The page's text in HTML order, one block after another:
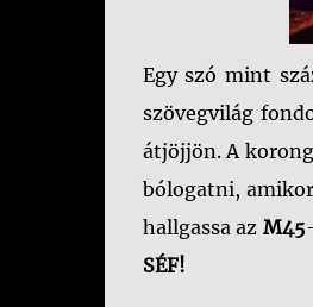
Egy szó mint
szövegvilág
átjöjjön. A
bólogatni,
hallgassa az M45
SÉF!